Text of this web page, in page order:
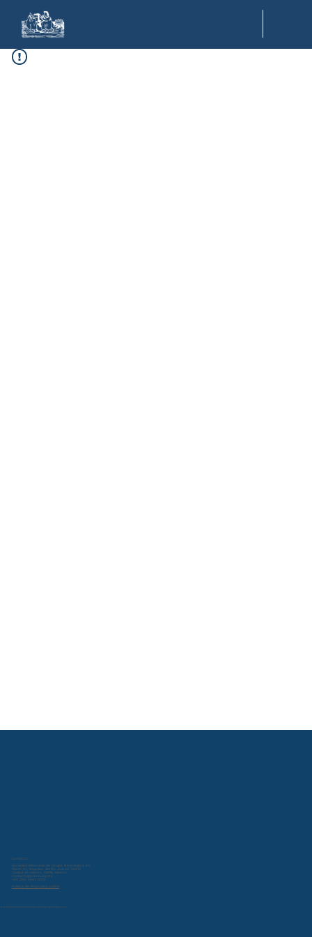
© 2024 por Sociedad Mexicana de Cirugía Neurológica A.C.
Contacto:
Sociedad Mexicana de Cirugía Neurológica A.C.
Miami 47, Nápoles, Benito Juárez, 03810
Ciudad de México, CDMX, Mexico
contacto@smcn.org.mx
+52 (55) 5543 0013
Política de Privacidad Online